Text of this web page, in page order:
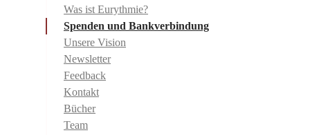
Was ist Eurythmie?
Spenden und Bankverbindung
Unsere Vision
Newsletter
Feedback
Kontakt
Bücher
Team